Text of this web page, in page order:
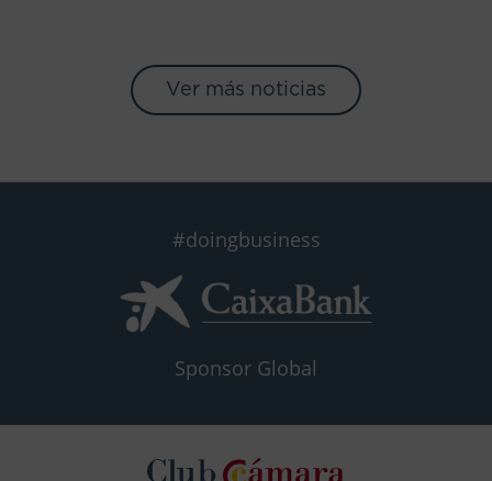
Ver más noticias
#doingbusiness
Sponsor Global